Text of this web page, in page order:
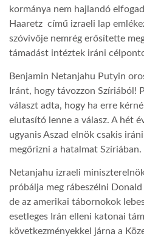
kormánya nem hajlandó
Haaretz című izraeli lap
szóvivője nemrég erősítette
támadást intéztek iráni
Benjamin Netanjahu Putyin
Iránt, hogy távozzon Szíriából!
választ adta, hogy ha erre
elutasító lenne a válasz. A hét
ugyanis Aszad elnök csakis
megőrizni a hatalmat Szíriában.
Netanjahu izraeli
próbálja meg rábeszélni
de az amerikai tábornokok
esetleges Irán elleni katonai
következményekkel járna a